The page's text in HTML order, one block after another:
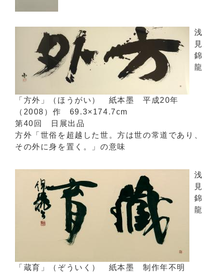
浅
見
錦
龍
「方外」（ほうがい） 紙本墨 平成20年
（2008）作 69.3×174.7cm
第40回 日展出品
方外「世俗を超越した世。方は世の常道であり、
その外に身を置く。」の意味
浅
見
錦
龍
「蔵育」（ぞういく） 紙本墨 制作年不明